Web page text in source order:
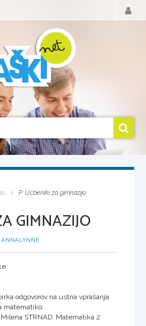
P: Učbeniki za gimnazijo
GIMNAZIJO
ANNALYNNE
odgovorov na ustna vprašanja
matematiko
Milena STRNAD: Matematika 2